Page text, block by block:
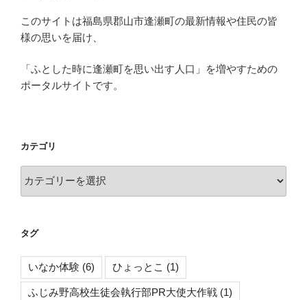
このサイトは福島県郡山市逢瀬町の最新情報や住民の皆
様の思いを届け、
「ふとした時に逢瀬町を思い出す人口」を増やすための
ポータルサイトです。
カテゴリ
テ
タグ
いなか体験 (6) ひょっとこ (1)
ふじみ野高校生徒会執行部PR大使大作戦 (1)